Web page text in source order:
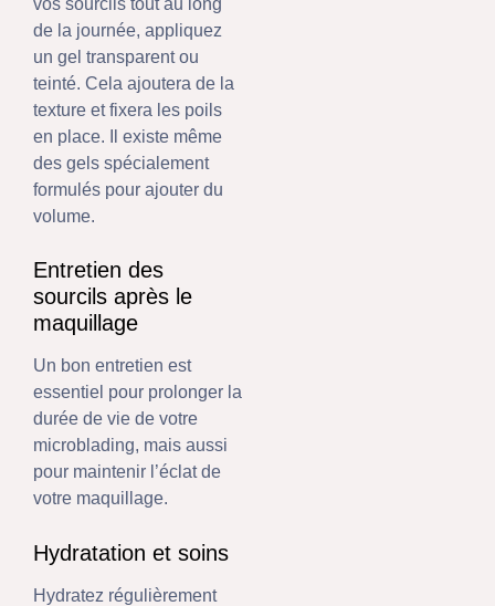
vos sourcils tout au long
de la journée, appliquez
un gel transparent ou
teinté. Cela ajoutera de la
texture et fixera les poils
en place. Il existe même
des gels spécialement
formulés pour ajouter du
volume.
Entretien des
sourcils après le
maquillage
Un bon entretien est
essentiel pour prolonger la
durée de vie de votre
microblading, mais aussi
pour maintenir l’éclat de
votre maquillage.
Hydratation et soins
Hydratez régulièrement